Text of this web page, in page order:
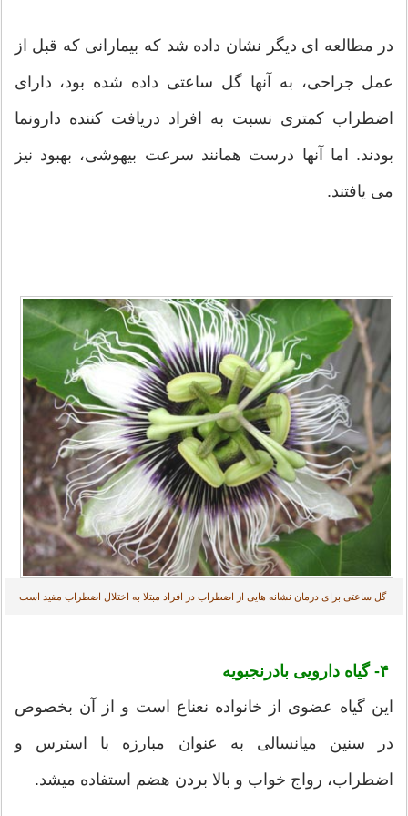
در مطالعه ای دیگر نشان داده شد که بیمارانی که قبل از
عمل جراحی، به آنها گل ساعتی داده شده بود، دارای
اضطراب کمتری نسبت به افراد دریافت کننده دارونما
بودند. اما آنها درست همانند سرعت بیهوشی، بهبود نیز
می یافتند.
گل ساعتی برای درمان نشانه هایی از اضطراب در افراد مبتلا به اختلال اضطراب مفید است
۴- گیاه دارویی بادرنجبویه
این گیاه عضوی از خانواده نعناع است و از آن بخصوص
در سنین میانسالی به عنوان مبارزه با استرس و
اضطراب، رواج خواب و بالا بردن هضم استفاده میشد.